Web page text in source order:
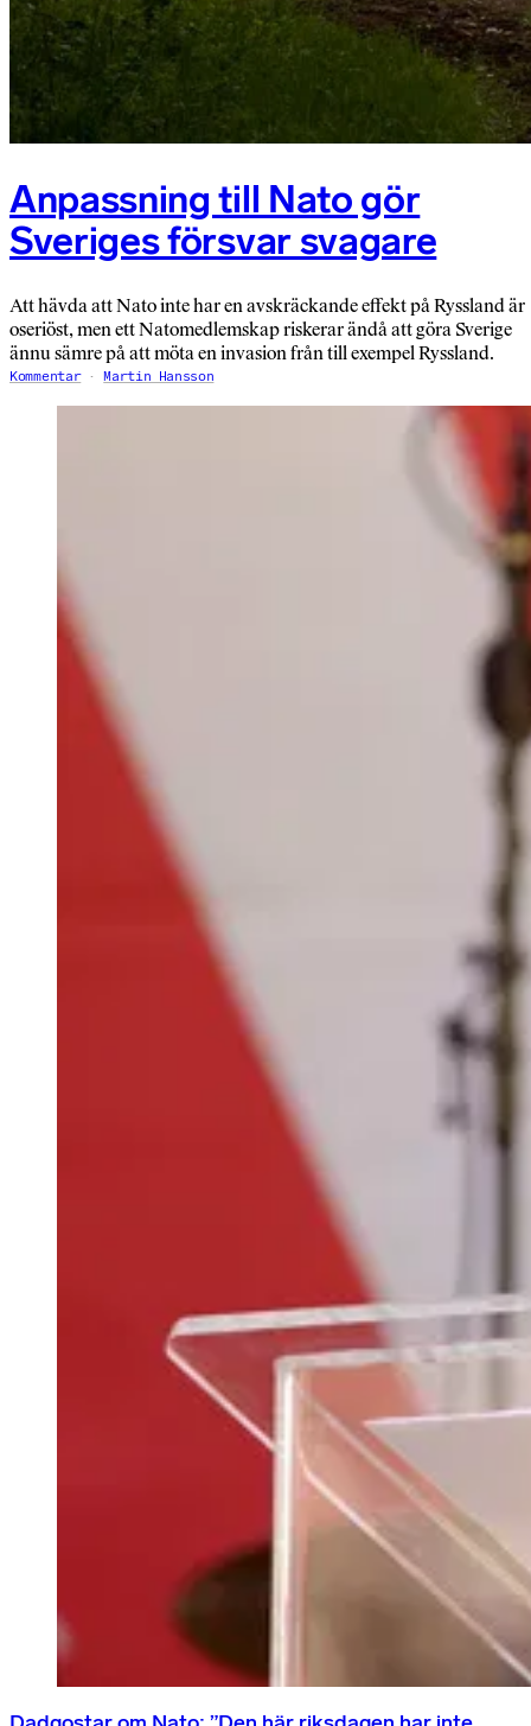
Anpassning till Nato gör
Sveriges försvar svagare
Att hävda att Nato inte har en avskräckande effekt på Ryssland är
oseriöst, men ett Natomedlemskap riskerar ändå att göra Sverige
ännu sämre på att möta en invasion från till exempel Ryssland.
Kommentar Martin Hansson